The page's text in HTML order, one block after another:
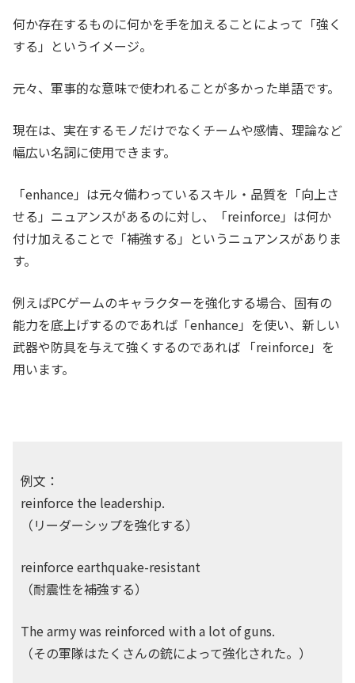
何か存在するものに何かを手を加えることによって「強く
する」というイメージ。
元々、軍事的な意味で使われることが多かった単語です。
現在は、実在するモノだけでなくチームや感情、理論など
幅広い名詞に使用できます。
「enhance」は元々備わっているスキル・品質を「向上さ
せる」ニュアンスがあるのに対し、「reinforce」は何か
付け加えることで「補強する」というニュアンスがありま
す。
例えばPCゲームのキャラクターを強化する場合、固有の
能力を底上げするのであれば「enhance」を使い、新しい
武器や防具を与えて強くするのであれば 「reinforce」を
用います。
例文：
reinforce the leadership.
（リーダーシップを強化する）
reinforce earthquake-resistant
（耐震性を補強する）
The army was reinforced with a lot of guns.
（その軍隊はたくさんの銃によって強化された。）